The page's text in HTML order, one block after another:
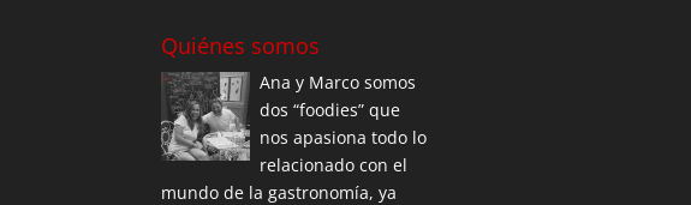
Quiénes somos
Ana y Marco somos
dos “foodies” que
nos apasiona todo lo
relacionado con el
mundo de la gastronomía, ya